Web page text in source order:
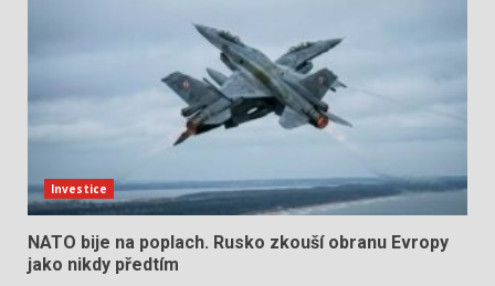
Investice
NATO bije na poplach. Rusko zkouší obranu Evropy
jako nikdy předtím